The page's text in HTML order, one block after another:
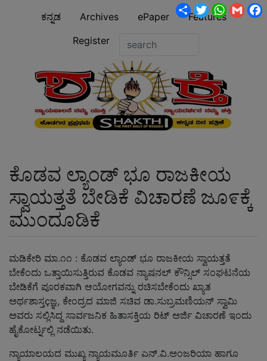
ಕನ್ನಡ Archives ePaper
Features
Register
ಕೊಡವ ಲ್ಯಾಂಡ್ ಭೂ ರಾಜಕೀಯ
ಸ್ವಾಯತ್ತತೆ ಬೇಡಿಕೆ ವಿಚಾರಣೆ ಜೂ೯ಕ್ಕೆ
ಮುಂದೂಡಿಕೆ
ಮಡಿಕೇರಿ ಮಾ.೧೧ : ಕೊಡವ ಲ್ಯಾಂಡ್ ಭೂ ರಾಜಕೀಯ ಸ್ವಾಯತ್ತತೆ
ಬೇಕೆಂದು ಒತ್ತಾಯಿಸುತ್ತಿರುವ ಕೊಡವ ನ್ಯಾಷನಲ್ ಕೌನ್ಸಿಲ್ ಸಂಘಟನೆಯ
ಬೇಡಿಕೆಗೆ ಪೂರಕವಾಗಿ ಆಯೋಗವನ್ನು ರಚಿಸಬೇಕೆಂದು ಖ್ಯಾತ
ಅರ್ಥಶಾಸ್ತçಜ್ಞ, ಕೇಂದ್ರದ ಮಾಜಿ ಸಚಿವ ಡಾ.ಸುಬ್ರಮಣಿಯನ್ ಸ್ವಾಮಿ
ಅವರು ಸಲ್ಲಿಸಿದ್ದ ಸಾರ್ವಜನಿಕ ಹಿತಾಸಕ್ತಿಯ ರಿಟ್ ಅರ್ಜಿ ವಿಚಾರಣೆ ಇಂದು
ಹೈಕೋರ್ಟ್ನಲ್ಲಿ ನಡೆಯಿತು.
ನ್ಯಾಯಾಲಯದ ಮುಖ್ಯ ನ್ಯಾಯಮೂರ್ತಿ ಎನ್.ವಿ.ಅಂಜರಿಯಾ ಹಾಗೂ
ShareTwitter